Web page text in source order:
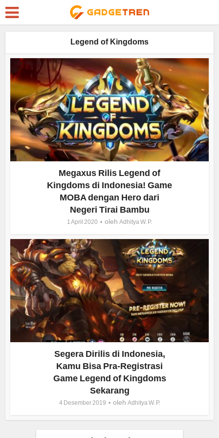
Legend of Kingdoms
Megaxus Rilis Legend of
Kingdoms di Indonesia! Game
MOBA dengan Hero dari
Negeri Tirai Bambu
1 April 2020 oleh Adhitya W. P.
Segera Dirilis di Indonesia,
Kamu Bisa Pra-Registrasi
Game Legend of Kingdoms
Sekarang
4 Desember 2019 oleh Adhitya W. P.